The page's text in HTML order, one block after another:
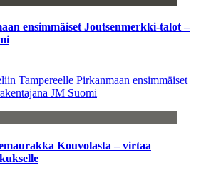
ensimmäiset Joutsenmerkki-talot –
Tampereelle Pirkanmaan ensimmäiset
JM Suomi
Kouvolasta – virtaa